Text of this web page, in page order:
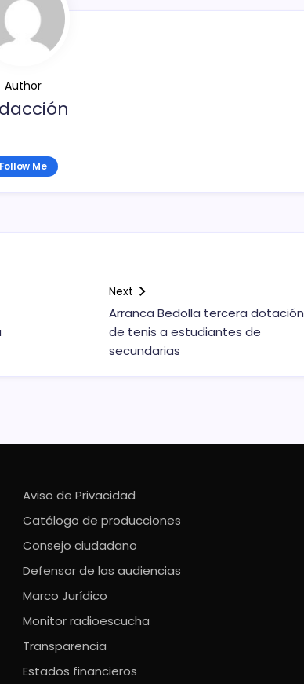
Author
Me
Next
Arranca Bedolla tercera dotación
de tenis a estudiantes de
secundarias
Aviso de Privacidad
Catálogo de producciones
Consejo ciudadano
Defensor de las audiencias
Marco Jurídico
Monitor radioescucha
Transparencia
Estados financieros